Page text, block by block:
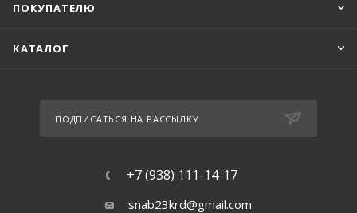
ПОКУПАТЕЛЮ
КАТАЛОГ
ПОДПИСАТЬСЯ НА РАССЫЛКУ
+7 (938) 111-14-17
snab23krd@gmail.com